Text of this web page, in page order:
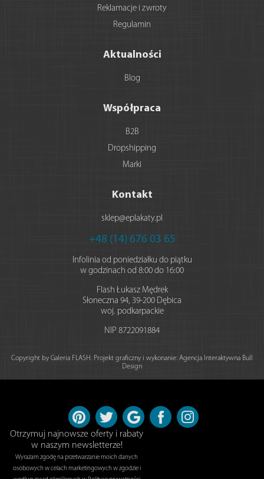
Reklamacje i zwroty
Regulamin
Aktualności
Blog
Współpraca
B2B
Dropshipping
Marki
Kontakt
sklep@eplakaty.pl
+48 (14) 676 03 65
Infolinia od poniedziałku do piątku
w godzinach od 8:00 do 16:00
Flash Łukasz Mędrek
Słoneczna 94, 39-200 Dębica
woj. podkarpackie
NIP 8722091884
Copyright by Galeria FLASH. Projekt graficzny i wykonanie: Agencja Interaktywna Bull
Design
Otrzymuj najnowsze oferty i rabaty
w naszym newsletterze!
Wyrażam zgodę na przetwarzanie moich danych
osobowych w celach marketingowych w zgodzie i